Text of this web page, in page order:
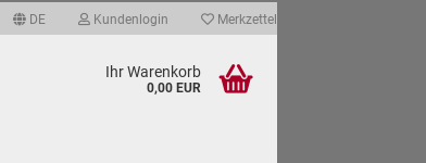
DE Kundenlogin Merkzettel
Ihr Warenkorb
0,00 EUR